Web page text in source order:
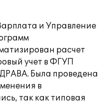
и Управление
расчет
учет в ФГУП
Была проведена
в
так как типовая